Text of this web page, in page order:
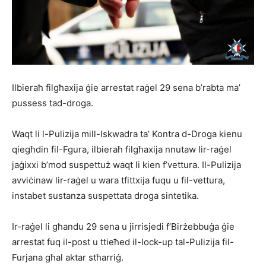
Ilbieraħ filgħaxija ġie arrestat raġel 29 sena b’rabta ma’
pussess tad-droga.
Waqt li l-Pulizija mill-Iskwadra ta’ Kontra d-Droga kienu
qiegħdin fil-Fgura, ilbieraħ filgħaxija nnutaw lir-raġel
jaġixxi b’mod suspettuż waqt li kien f’vettura. Il-Pulizija
avviċinaw lir-raġel u wara tfittxija fuqu u fil-vettura,
instabet sustanza suspettata droga sintetika.
Ir-raġel li għandu 29 sena u jirrisjedi f’Birżebbuġa ġie
arrestat fuq il-post u ttieħed il-lock-up tal-Pulizija fil-
Furjana għal aktar stħarriġ.